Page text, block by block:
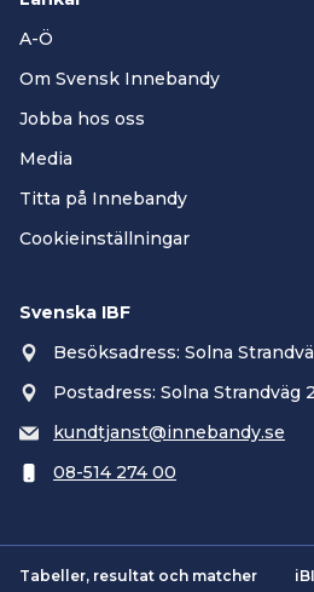
A-Ö
Om Svensk Innebandy
Jobba hos oss
Media
Titta på Innebandy
Cookieinställningar
Svenska IBF
Besöksadress: Solna
Postadress: Solna Strandväg
kundtjanst@innebandy.se
08-514 274 00
Tabeller, resultat och matcher